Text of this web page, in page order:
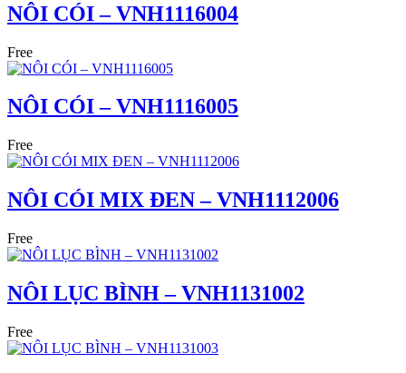
NÔI CÓI – VNH1116004
Free
NÔI CÓI – VNH1116005
Free
NÔI CÓI MIX ĐEN – VNH1112006
Free
NÔI LỤC BÌNH – VNH1131002
Free